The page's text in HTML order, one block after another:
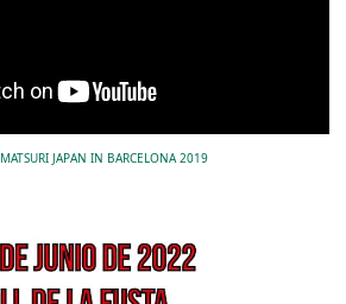
MATSURI JAPAN IN BARCELONA 2019